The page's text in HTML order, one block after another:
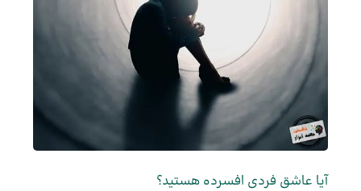
آیا عاشق فردی افسرده هستید؟